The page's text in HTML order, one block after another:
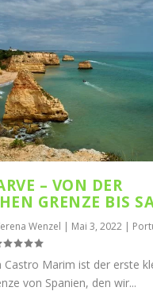
– VON DER
GRENZE BIS
Wenzel | Mai 3, 2022 |
Castro Marim ist der erste
von Spanien, den wir...